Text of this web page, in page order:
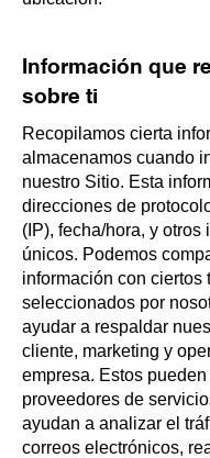
Información que
sobre ti
Recopilamos cierta
almacenamos cuando
nuestro Sitio. Esta
direcciones de
(IP), fecha/hora, y otros
únicos. Podemos
información con ciertos
seleccionados por
ayudar a respaldar
cliente, marketing y
empresa. Estos
proveedores de
ayudan a analizar el
correos electrónicos,